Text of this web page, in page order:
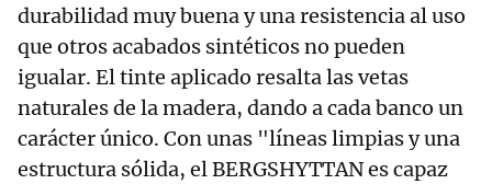
durabilidad muy buena y una resistencia al uso
que otros acabados sintéticos no pueden
igualar. El tinte aplicado resalta las vetas
naturales de la madera, dando a cada banco un
carácter único. Con unas "líneas limpias y una
estructura sólida, el BERGSHYTTAN es capaz